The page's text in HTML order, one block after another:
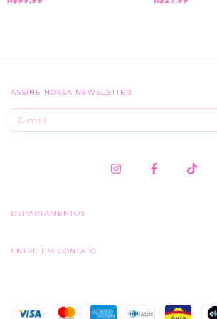
ASSINE NOSSA NEWSLETTER
DEPARTAMENTOS
ENTRE EM CONTATO